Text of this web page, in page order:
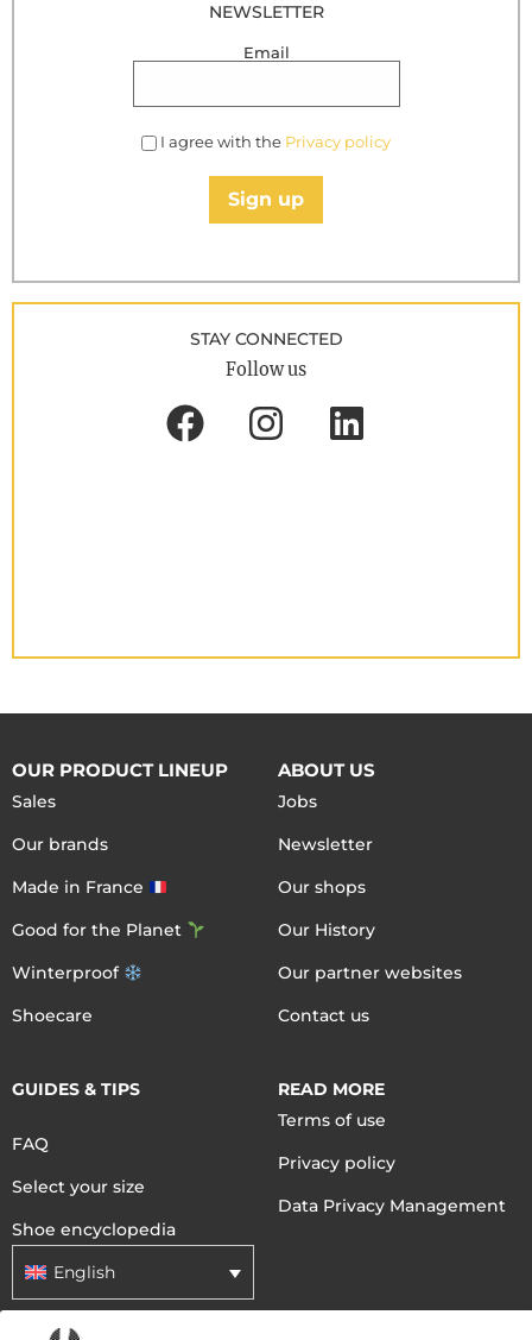
NEWSLETTER
Email
I agree with the Privacy policy
Sign up
STAY CONNECTED
Follow us
OUR PRODUCT LINEUP
Sales
Our brands
Made in France
Good for the Planet
Winterproof
Shoecare
ABOUT US
Jobs
Newsletter
Our shops
Our History
Our partner websites
Contact us
GUIDES & TIPS
FAQ
Select your size
Shoe encyclopedia
English
READ MORE
Terms of use
Privacy policy
Data Privacy Management